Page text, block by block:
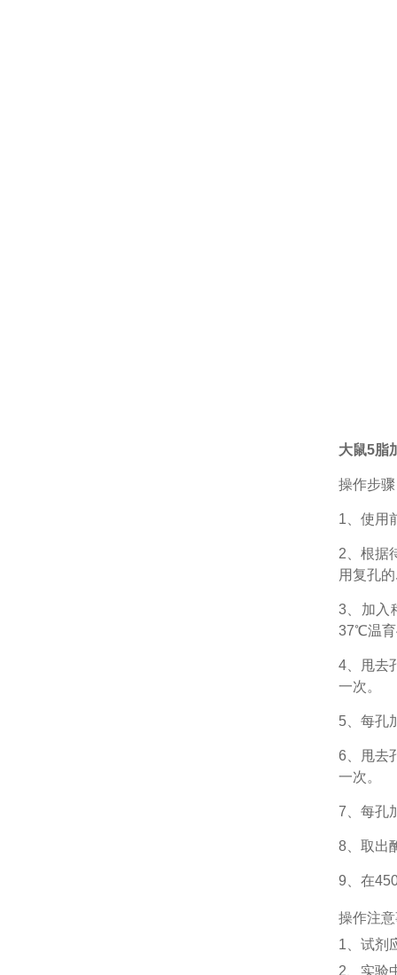
大鼠5脂
操作步
1、 使用
2、根据
用复孔
3、加入
37℃温育
4、甩去
一次。
5、每孔
6、甩去
一次。
7、每孔
8、取出
9、在
操作注
1、 试剂
2、 实验